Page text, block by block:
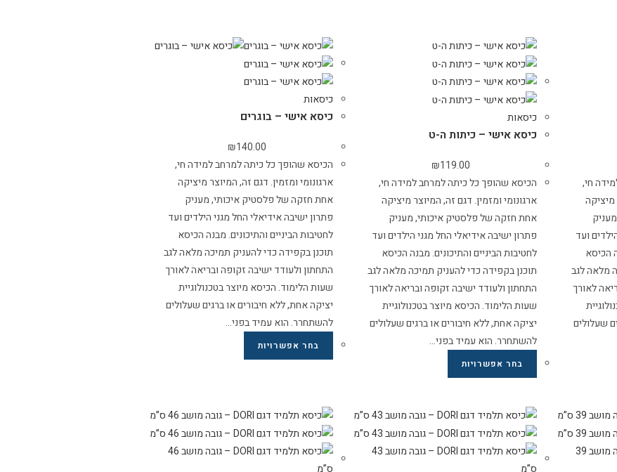
חי,
מיציקה
ועד
הכיסא
מלאה לגב
לאורך
שעלולים
כיסאות
כיסא אישי – כיתות ה-ט
₪119.00
הכיסא שהופך כל כיתה למרחב למידה חי,
ארגונומי ומזמין. דגם זה, המיוצר מיציקה
אחת חזקה של פלסטיק איכותי, מעניק
פתרון ישיבה אידיאלי החל מגני הילדים ועד
לחטיבות הביניים והתיכונים. מבנה הכיסא
תוכנן בקפידה כדי להעניק תמיכה מלאה לגב
התחתון ולעודד ישיבה זקופה ובריאה לאורך
שעות הלימוד. הכיסא מיוצר בטכנולוגיית
יציקה אחת, ללא חיבורים או ברגים שעלולים
להשתחרר. הוא עמיד בפני…
בחר אפשרויות
כיסאות
כיסא אישי – בוגרים
₪140.00
הכיסא שהופך כל כיתה למרחב למידה חי,
ארגונומי ומזמין. דגם זה, המיוצר מיציקה
אחת חזקה של פלסטיק איכותי, מעניק
פתרון ישיבה אידיאלי החל מגני הילדים ועד
לחטיבות הביניים והתיכונים. מבנה הכיסא
תוכנן בקפידה כדי להעניק תמיכה מלאה לגב
התחתון ולעודד ישיבה זקופה ובריאה לאורך
שעות הלימוד. הכיסא מיוצר בטכנולוגיית
יציקה אחת, ללא חיבורים או ברגים שעלולים
להשתחרר. הוא עמיד בפני…
בחר אפשרויות